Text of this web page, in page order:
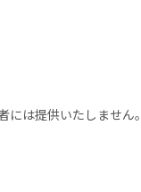
は提供いたしません。